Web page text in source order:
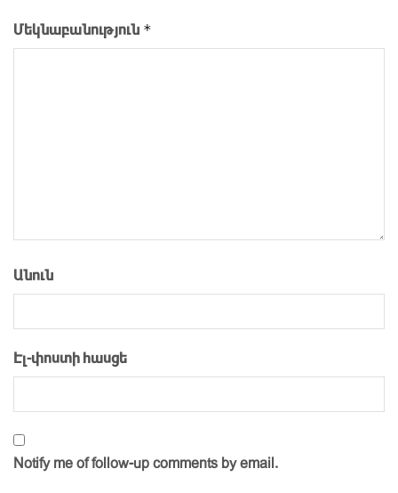
Մեկնաբանություն *
Անուն
Էլ-փոստի հասցե
Notify me of follow-up comments by email.